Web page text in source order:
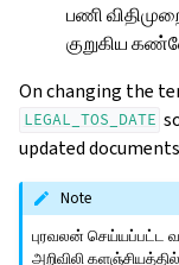
பணி
குறுகிய
On changing the
LEGAL_TOS_DATE
updated
Note
புரவலன்
அறிவிலி களஞ்சியத்தில்